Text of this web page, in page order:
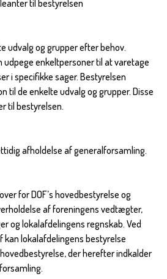
til bestyrelsen
udvalg og grupper efter behov.
udpege enkeltpersoner til at varetage
i specifikke sager. Bestyrelsen
til de enkelte udvalg og grupper. Disse
til bestyrelsen.
afholdelse af generalforsamling.
for DOF’s hovedbestyrelse og
af foreningens vedtægter,
og lokalafdelingens regnskab. Ved
lokalafdelingens bestyrelse
der herefter indkalder